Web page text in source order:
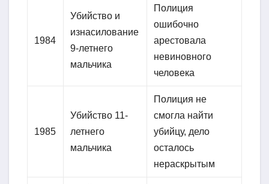
1984
Убийство и
изнасилование
9-летнего
мальчика
Полиция
ошибочно
арестовала
невиновного
человека
1985
Убийство 11-
летнего
мальчика
Полиция не
смогла найти
убийцу, дело
осталось
нераскрытым